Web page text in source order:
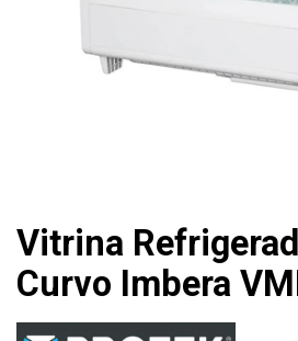
Vitrina
Curvo Imbera